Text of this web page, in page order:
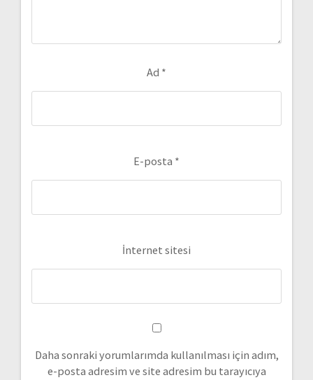
Ad *
E-posta *
İnternet sitesi
Daha sonraki yorumlarımda kullanılması için adım,
e-posta adresim ve site adresim bu tarayıcıya